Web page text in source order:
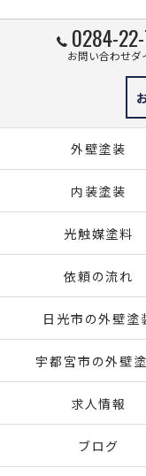
0284-
お問い合わせダ
外壁塗装
内装塗装
光触媒塗料
依頼の流れ
日光市の外壁塗
宇都宮市の外壁
求人情報
ブログ